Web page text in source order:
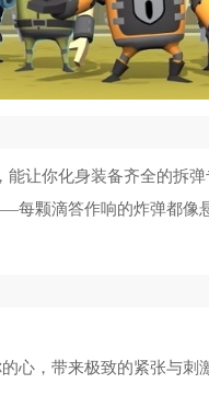
能让你化身装备齐全的拆
颗滴答作响的炸弹都像
心，带来极致的紧张与